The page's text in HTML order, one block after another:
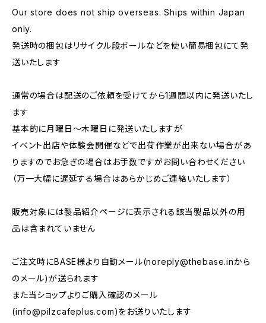
Our store does not ship overseas. Ships within Japan
only.
発送時の梱包はリサイクル段ボールなどを使い簡易梱包にて発
送いたします
通常の場合は配送のご依頼を受けてから1週間以内に発送いたし
ます
基本的に月曜日〜木曜日に発送いたしますが
イベント出店や体験会開催などで出荷作業が出来ない場合があ
りますのでお急ぎの場合はお手数ですがお問い合わせください
（万一大幅に遅延する場合はあらかじめご連絡いたします）
販売対象には製品紹介ページに表示される該当製品以外の用
品は含まれていません
ご注文時にBASE様より自動メール(noreply@thebase.inから
のメール)が送られます
また当ショップよりご購入確認のメール
(info@pilzcafeplus.com)をお送りいたします